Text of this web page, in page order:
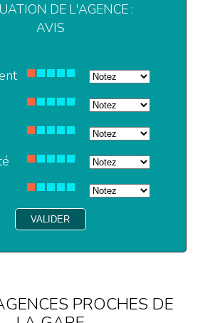
DE L'AGENCE :
AVIS
PROCHES DE